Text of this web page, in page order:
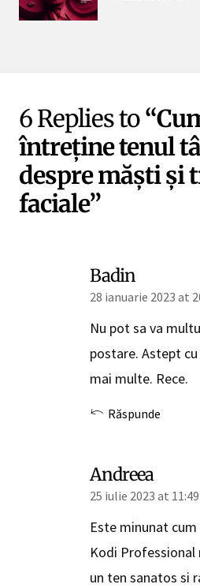
6 Replies to
întreține tenul
despre măști și
faciale”
Badin
28 ianuarie 2023 at
Nu pot sa va
postare. Astept
mai multe. Rece.
Răspunde
Andreea
25 iulie 2023 at 11:49
Este minunat
Kodi Professional
un ten sanatos si